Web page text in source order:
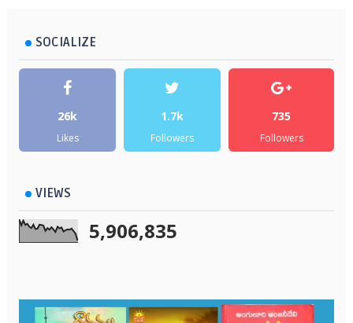
SOCIALIZE
26k
Likes
1.7k
Followers
735
Followers
VIEWS
5,906,835